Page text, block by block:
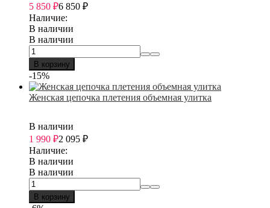
5 850 ₽6 850 ₽
Наличие:
В наличии
В наличии
В корзину
-15%
Женская цепочка плетения объемная улитка
В наличии
1 990 ₽2 095 ₽
Наличие:
В наличии
В наличии
В корзину